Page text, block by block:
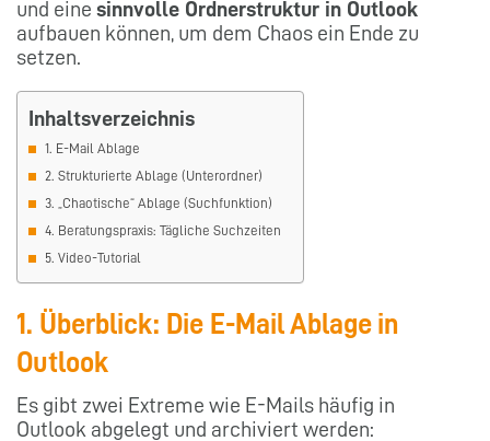
und eine sinnvolle Ordnerstruktur in Outlook
aufbauen können, um dem Chaos ein Ende zu
setzen.
Inhaltsverzeichnis
1. E-Mail Ablage
2. Strukturierte Ablage (Unterordner)
3. „Chaotische“ Ablage (Suchfunktion)
4. Beratungspraxis: Tägliche Suchzeiten
5. Video-Tutorial
1. Überblick: Die E-Mail Ablage in
Outlook
Es gibt zwei Extreme wie E-Mails häufig in
Outlook abgelegt und archiviert werden: